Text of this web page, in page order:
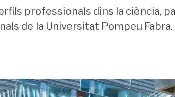
professionals dins la ciència,
de la Universitat Pompeu Fabra.